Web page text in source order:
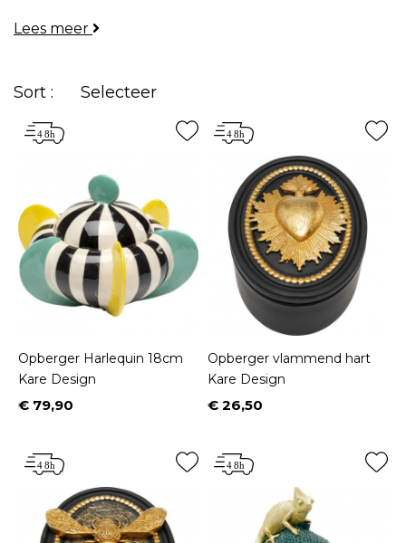
Lees meer
Sort : Selecteer
Opberger Harlequin 18cm
Kare Design
Prijs
€ 79,90
Opberger vlammend hart
Kare Design
Prijs
€ 26,50